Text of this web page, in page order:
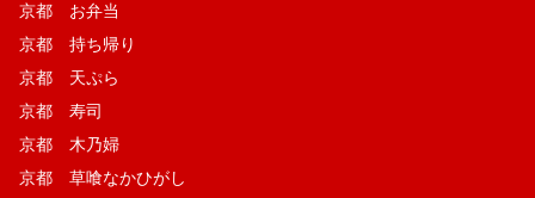
京都 お弁当
京都 持ち帰り
京都 天ぷら
京都 寿司
京都 木乃婦
京都 草喰なかひがし